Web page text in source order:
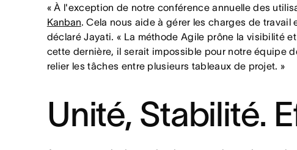
« À l'exception de notre conférence annuelle des
Kanban. Cela nous aide à gérer les charges de
déclaré Jayati. « La méthode Agile prône la visibilité
cette dernière, il serait impossible pour notre équipe
relier les tâches entre plusieurs tableaux de projet. »
Unité, Stabilité.